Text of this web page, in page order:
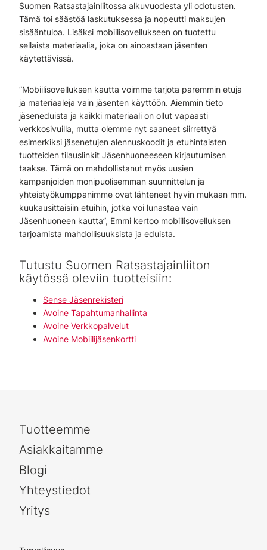
Suomen Ratsastajainliitossa alkuvuodesta yli odotusten.
Tämä toi säästöä laskutuksessa ja nopeutti maksujen
sisääntuloa. Lisäksi mobiilisovellukseen on tuotettu
sellaista materiaalia, joka on ainoastaan jäsenten
käytettävissä.
”Mobiilisovelluksen kautta voimme tarjota paremmin etuja
ja materiaaleja vain jäsenten käyttöön. Aiemmin tieto
jäseneduista ja kaikki materiaali on ollut vapaasti
verkkosivuilla, mutta olemme nyt saaneet siirrettyä
esimerkiksi jäsenetujen alennuskoodit ja etuhintaisten
tuotteiden tilauslinkit Jäsenhuoneeseen kirjautumisen
taakse. Tämä on mahdollistanut myös uusien
kampanjoiden monipuolisemman suunnittelun ja
yhteistyökumppanimme ovat lähteneet hyvin mukaan mm.
kuukausittaisiin etuihin, jotka voi lunastaa vain
Jäsenhuoneen kautta”, Emmi kertoo mobiilisovelluksen
tarjoamista mahdollisuuksista ja eduista.
Tutustu Suomen Ratsastajainliiton
käytössä oleviin tuotteisiin:
Sense Jäsenrekisteri
Avoine Tapahtumanhallinta
Avoine Verkkopalvelut
Avoine Mobiilijäsenkortti
Tuotteemme
Asiakkaitamme
Blogi
Yhteystiedot
Yritys